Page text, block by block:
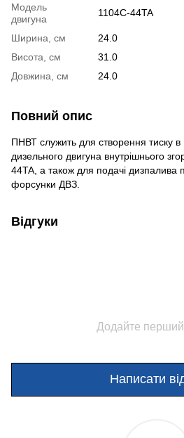
Модель
двигуна
1104C-44TA
Ширина, см
24.0
Висота, см
31.0
Довжина, см
24.0
Повний опис
ПНВТ служить для створення тиску в
дизельного двигуна внутрішнього
44TA , а також для подачі дизпалива
форсунки ДВЗ.
Відгуки
Додайте перший
Написати